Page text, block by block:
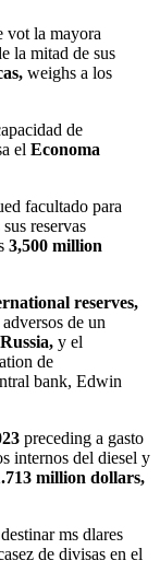
vot la mayora
la mitad de sus
weighs a los
de
el Economa
facultado para
reservas
3,500 million
reserves,
de un
y el
de
bank, Edwin
preceding a gasto
internos del diesel y
million dollars,
ms dlares
de divisas en el